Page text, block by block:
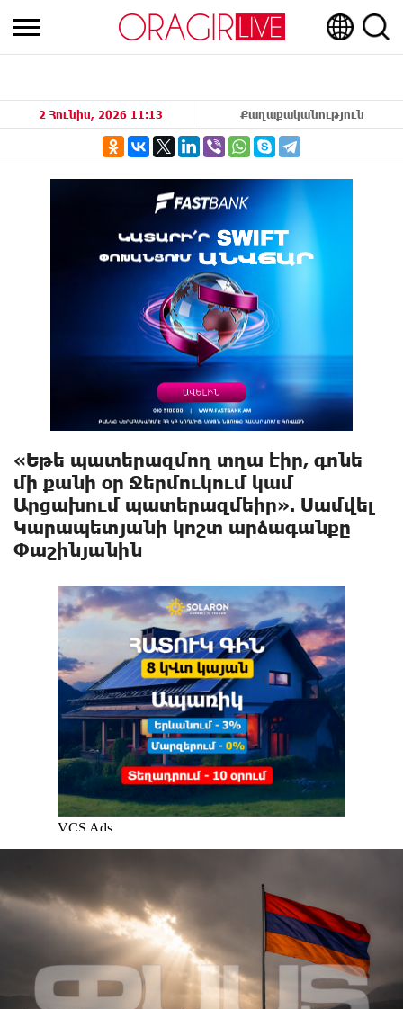
2 Հունիս, 2026 11:13 Քաղաքականություն
«Եթե պատերազմող տղա էիր, գոնե
մի քանի օր Ջերմուկում կամ
Արցախում պատերազմեիր». Սամվել
Կարապետյանի կոշտ արձագանքը
Փաշինյանին